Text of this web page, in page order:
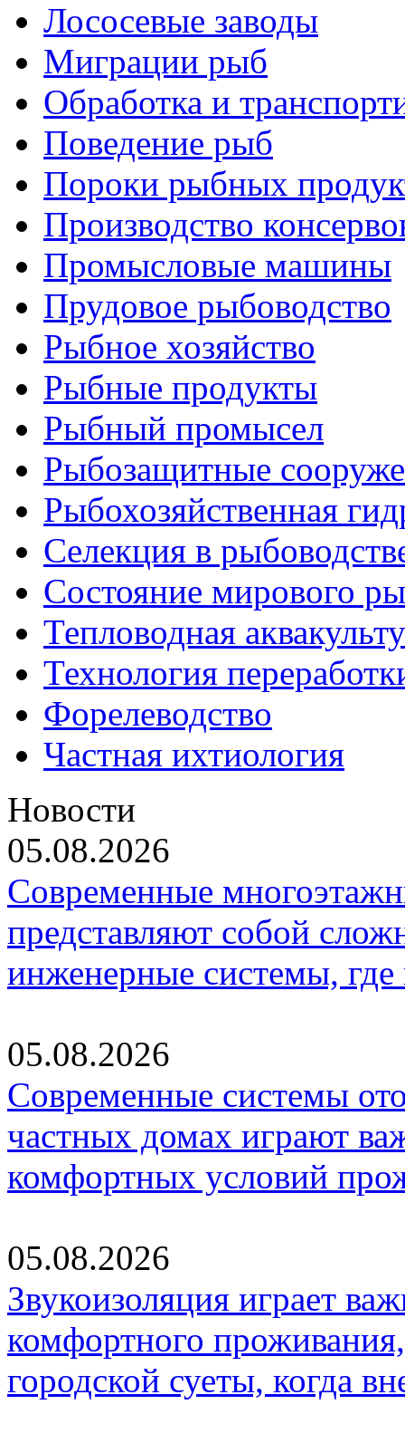
Лососевые заводы
Миграции рыб
Обработка и
Поведение рыб
Пороки рыбных
Производство
Промысловые машины
Прудовое рыбоводство
Рыбное хозяйство
Рыбные продукты
Рыбный промысел
Рыбозащитные
Рыбохозяйственная
Селекция в
Состояние мирового
Тепловодная
Технология
Форелеводство
Частная ихтиология
Новости
05.08.2026
Современные
представляют собой
инженерные системы,
05.08.2026
Современные системы
частных домах играют
комфортных условий
05.08.2026
Звукоизоляция играет
комфортного
городской суеты, когда